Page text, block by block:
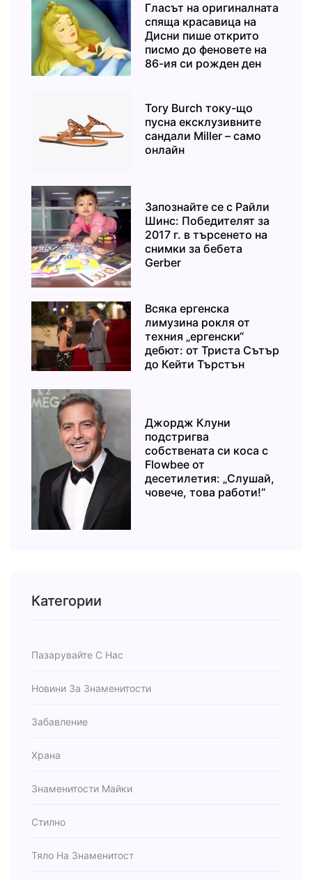
Гласът на оригиналната
спяща красавица на
Дисни пише открито
писмо до феновете на
86-ия си рожден ден
Tory Burch току-що
пусна ексклузивните
сандали Miller – само
онлайн
Запознайте се с Райли
Шинс: Победителят за
2017 г. в търсенето на
снимки за бебета
Gerber
Всяка ергенска
лимузина рокля от
техния „ергенски“
дебют: от Триста Сътър
до Кейти Търстън
Джордж Клуни
подстригва
собствената си коса с
Flowbee от
десетилетия: „Слушай,
човече, това работи!“
Категории
Пазарувайте С Нас
Новини За Знаменитости
Забавление
Храна
Знаменитости Майки
Стилно
Тяло На Знаменитост